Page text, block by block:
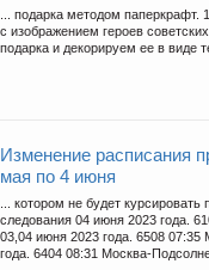
... подарка методом паперкрафт.
с изображением героев
подарка и декорируем ее в виде
Изменение расписания
мая по 4 июня
... котором не будет
следования 04 июня 2023 года.
03,04 июня 2023 года. 6508
года. 6404 08:31 Москва-